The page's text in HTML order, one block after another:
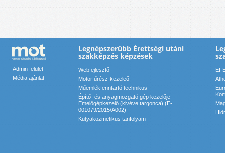
Admin felület
Média ajánlat
Legnépszerűbb Érettségi utáni
szakképzés képzések
Webfejlesztő
Motorfűrész-kezeleő
Műemlékfenntartó technikus
Építő- és anyagmozgató gép kezelője -
Emelőgépkezelő (kivéve targonca) (E-
001079/2015/A002)
Kutyakozmetikus tanfolyam